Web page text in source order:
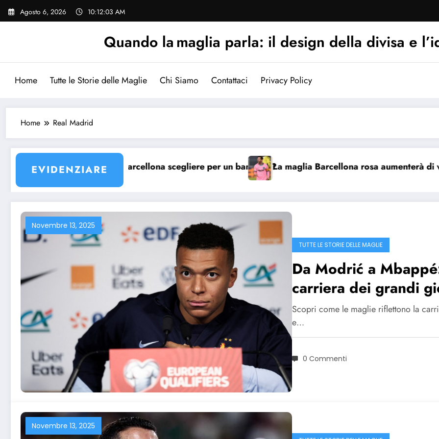
Vai
Agosto 6, 2026 10:12:03 AM
Quando la maglia parla: il design della divisa e
Home Tutte le Storie delle Maglie Chi Siamo Contattaci Privacy Policy
Home Real Madrid
EVIDENZIARE
Barcellona?
Quale maglia Barcellona scegliere per un bambino?La maglia Barcellona rosa aumenterà di valore?
Novembre 13, 2025
TUTTE LE STORIE DELLE MAGLIE
Da Modrić a
carriera dei grandi
Scopri come le maglie riflettono la
e…
0 Commenti
Novembre 13, 2025